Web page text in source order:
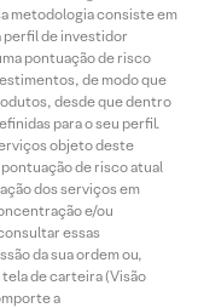
metodologia consiste em
perfil de investidor
pontuação de risco
de modo que
desde que dentro
para o seu perfil.
objeto deste
de risco atual
dos serviços em
e/ou
essas
da sua ordem ou,
de carteira (Visão
a